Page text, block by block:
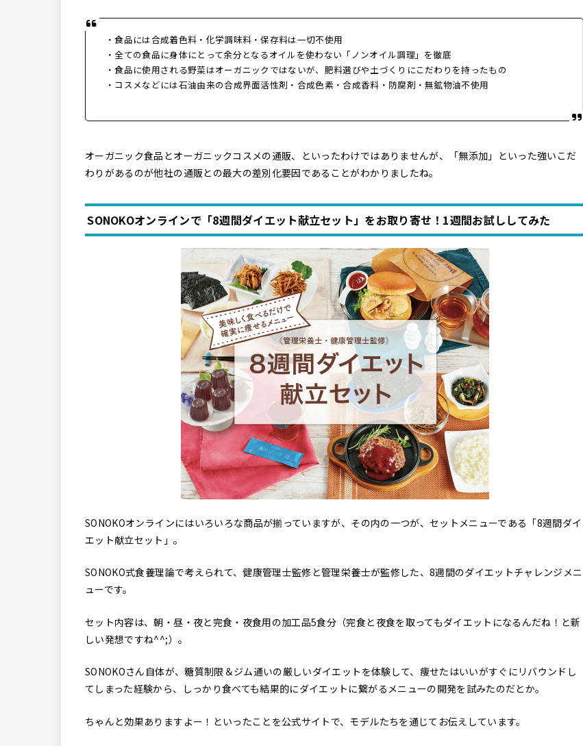
・食品には合成着色料・化学調味料・保存料は一切不使用
・全ての食品に身体にとって余分となるオイルを使わない「ノンオイル調理」を徹底
・食品に使用される野菜はオーガニックではないが、肥料選びや土づくりにこだわりを持ったもの
・コスメなどには石油由来の合成界面活性剤・合成色素・合成香料・防腐剤・無鉱物油不使用
オーガニック食品とオーガニックコスメの通販、といったわけではありませんが、「無添加」といった強いこだ
わりがあるのが他社の通販との最大の差別化要因であることがわかりましたね。
SONOKOオンラインで「8週間ダイエット献立セット」をお取り寄せ！1週間お試ししてみた
SONOKOオンラインにはいろいろな商品が揃っていますが、その内の一つが、セットメニューである「8週間ダイ
エット献立セット」。
SONOKO式食養理論で考えられて、健康管理士監修と管理栄養士が監修した、8週間のダイエットチャレンジメニ
ューです。
セット内容は、朝・昼・夜と完食・夜食用の加工品5食分（完食と夜食を取ってもダイエットになるんだね！と新
しい発想ですね^^;）。
SONOKOさん自体が、糖質制限＆ジム通いの厳しいダイエットを体験して、痩せたはいいがすぐにリバウンドし
てしまった経験から、しっかり食べても結果的にダイエットに繋がるメニューの開発を試みたのだとか。
ちゃんと効果ありますよー！といったことを公式サイトで、モデルたちを通じてお伝えしています。